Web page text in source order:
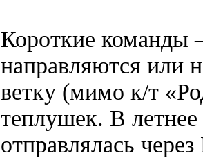
Короткие
направляются или
ветку (мимо к/т
теплушек. В летнее
отправлялась